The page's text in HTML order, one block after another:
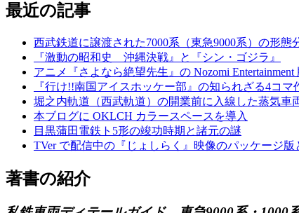
最近の記事
西武鉄道に譲渡された7000系（東急9000系）の形態
『激動の昭和史 沖縄決戦』と『シン・ゴジラ』
アニメ『さよなら絶望先生』の Nozomi
『行け!!南国アイスホッケー部』の知られざる4コマ
堀之内軌道（西武軌道）の開業前に入線した蒸気車
本ブログに OKLCH カラースペースを導入
目黒蒲田電鉄ト5形の竣功時期と諸元の謎
TVer で配信中の『じょしらく』映像のパッケージ版
著書の紹介